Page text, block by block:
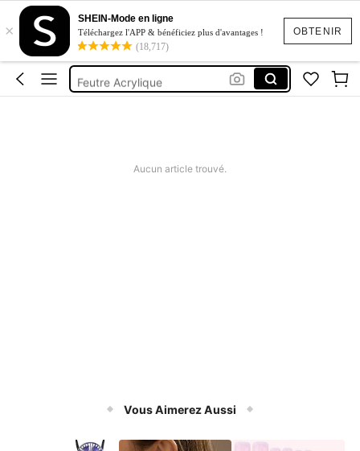
OBTENIR
×
SHEIN-Mode en ligne
Téléchargez l'APP & bénéficiez plus d'avantages !
(18,717)
Fournitures Scolaires Clean Girl
Stylo
Gomme
Feutre Acrylique
Aucun article trouvé.
Vous Aimerez Aussi